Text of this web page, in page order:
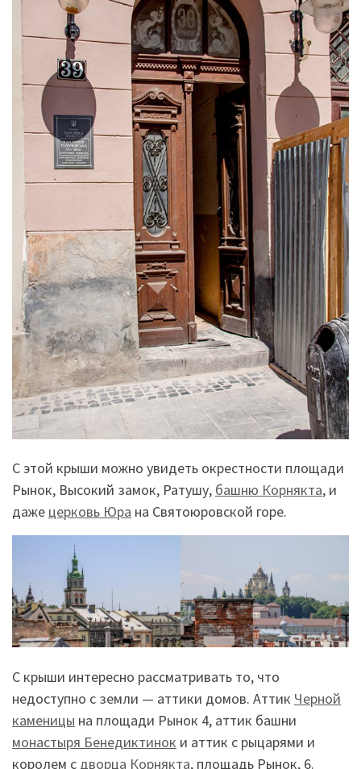
С этой крыши можно увидеть окрестности площади
Рынок, Высокий замок, Ратушу, башню Корнякта, и
даже церковь Юра на Святоюровской горе.
С крыши интересно рассматривать то, что
недоступно с земли — аттики домов. Аттик Черной
каменицы на площади Рынок 4, аттик башни
монастыря Бенедиктинок и аттик с рыцарями и
королем с дворца Корнякта, площадь Рынок, 6.